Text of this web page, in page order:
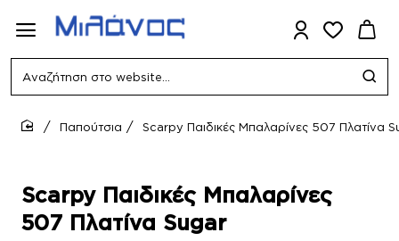
Αναζήτηση
website...
Scarpy Παιδικές Μπαλαρίνες
507 Πλατίνα Sugar
Παπούτσια Scarpy Παιδικές Μπαλαρίνες 507 Πλατίνα